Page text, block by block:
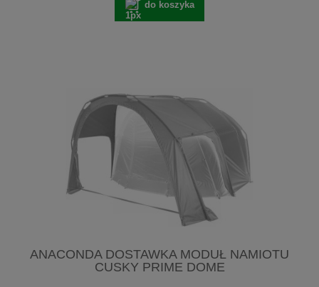
do koszyka
ANACONDA DOSTAWKA MODUŁ NAMIOTU
CUSKY PRIME DOME